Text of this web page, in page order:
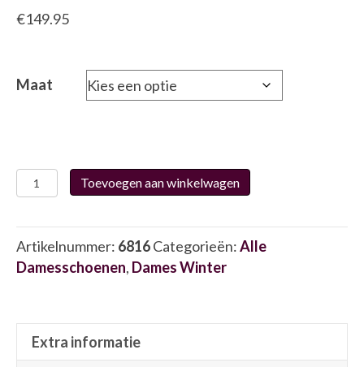
€149.95
Maat
Helioform
284.003.03
aantal
Toevoegen aan winkelwagen
Artikelnummer: 6816Categorieën:Alle
Damesschoenen, Dames Winter
Extra informatie